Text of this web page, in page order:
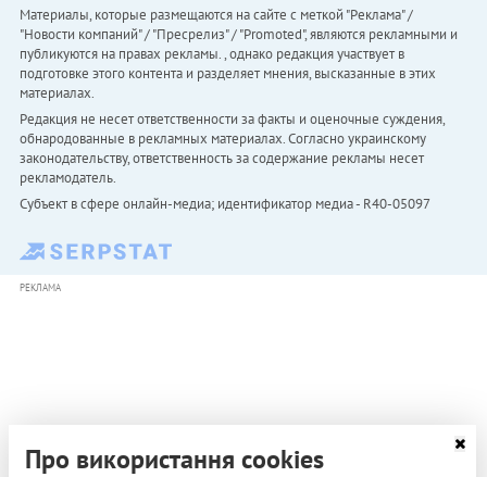
Материалы, которые размещаются на сайте с меткой "Реклама" /
"Новости компаний" / "Пресрелиз" / "Promoted", являются рекламными и
публикуются на правах рекламы. , однако редакция участвует в
подготовке этого контента и разделяет мнения, высказанные в этих
материалах.
Редакция не несет ответственности за факты и оценочные суждения,
обнародованные в рекламных материалах. Согласно украинскому
законодательству, ответственность за содержание рекламы несет
рекламодатель.
Субъект в сфере онлайн-медиа; идентификатор медиа - R40-05097
РЕКЛАМА
Про використання cookies